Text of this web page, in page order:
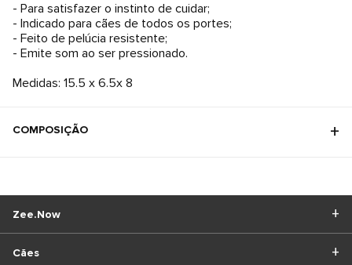
- Para satisfazer o instinto de cuidar;
- Indicado para cães de todos os portes;
- Feito de pelúcia resistente;
- Emite som ao ser pressionado.
COMPOSIÇÃO
Cães
Zee.Now